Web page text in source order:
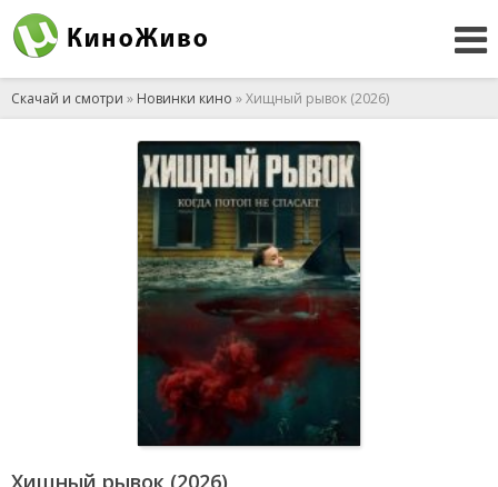
Скачай и смотри » Новинки кино » Хищный рывок (2026)
Хищный рывок (2026)